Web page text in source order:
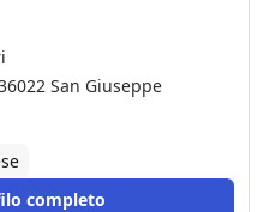
San Giuseppe
completo